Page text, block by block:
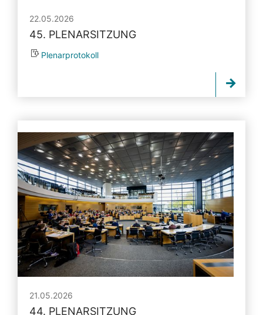
22.05.2026
45. PLENARSITZUNG
Plenarprotokoll
21.05.2026
44. PLENARSITZUNG